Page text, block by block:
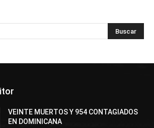
VEINTE MUERTOS Y 954 CONTAGIADOS
EN DOMINICANA